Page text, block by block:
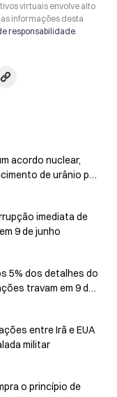
virtuais envolve alto
informações desta
responsabilidade.
acordo nuclear,
de urânio por
imediata de
9 de junho
5% dos detalhes do
travam em 9 de
entre Irã e EUA
militar
o princípio de